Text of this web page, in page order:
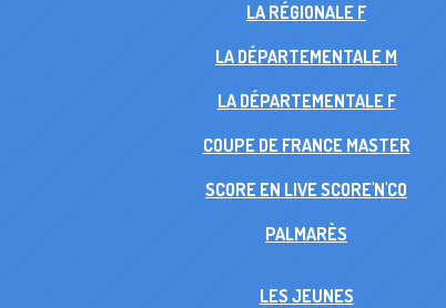
LA RÉGIONALE F
LA DÉPARTEMENTALE M
LA DÉPARTEMENTALE F
COUPE DE FRANCE MASTER
SCORE EN LIVE SCORE'N'CO
PALMARÈS
LES JEUNES